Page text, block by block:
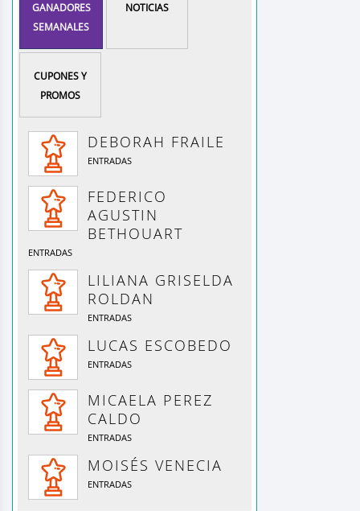
GANADORES
SEMANALES
NOTICIAS
CUPONES Y
PROMOS
DEBORAH FRAILE
ENTRADAS
FEDERICO
AGUSTIN
BETHOUART
ENTRADAS
LILIANA GRISELDA
ROLDAN
ENTRADAS
LUCAS ESCOBEDO
ENTRADAS
MICAELA PEREZ
CALDO
ENTRADAS
MOISÉS VENECIA
ENTRADAS